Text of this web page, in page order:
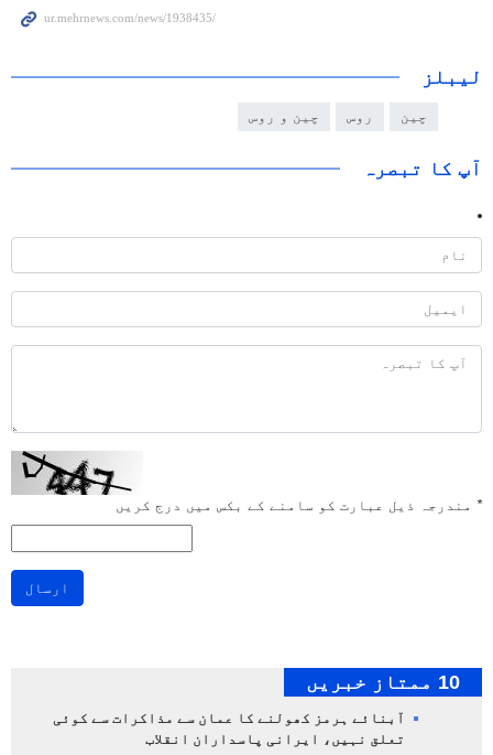
لیبلز
چین روس چین و روس
آپ کا تبصرہ
* مندرجہ ذیل عبارت کو سامنے کے بکس میں درج کریں
ارسال
10 ممتاز خبریں
آبنائے ہرمز کھولنے کا عمان سے مذاکرات سے کوئی
تعلق نہیں، ایرانی پاسداران انقلاب